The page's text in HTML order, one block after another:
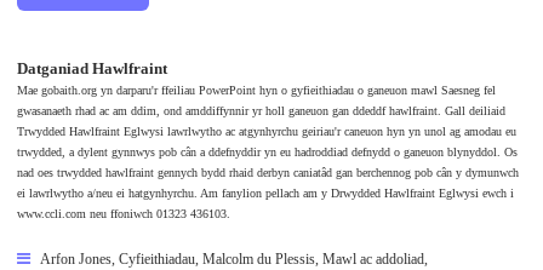
Datganiad Hawlfraint
Mae gobaith.org yn darparu'r ffeiliau PowerPoint hyn o gyfieithiadau o ganeuon mawl Saesneg fel
gwasanaeth rhad ac am ddim, ond amddiffynnir yr holl ganeuon gan ddeddf hawlfraint. Gall deiliaid
Trwydded Hawlfraint Eglwysi lawrlwytho ac atgynhyrchu geiriau'r caneuon hyn yn unol ag amodau eu
trwydded, a dylent gynnwys pob cân a ddefnyddir yn eu hadroddiad defnydd o ganeuon blynyddol. Os
nad oes trwydded hawlfraint gennych bydd rhaid derbyn caniatâd gan berchennog pob cân y dymunwch
ei lawrlwytho a/neu ei hatgynhyrchu. Am fanylion pellach am y Drwydded Hawlfraint Eglwysi ewch i
www.ccli.com neu ffoniwch 01323 436103.
Arfon Jones Cyfieithiadau Malcolm du Plessis Mawl ac addoliad